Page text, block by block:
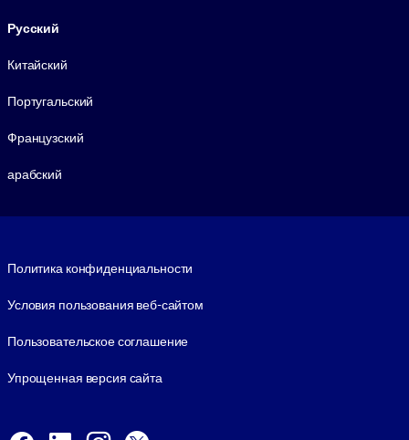
Русский
Китайский
Португальский
Французский
арабский
Политика конфиденциальности
Условия пользования веб-сайтом
Пользовательское соглашение
Упрощенная версия сайта